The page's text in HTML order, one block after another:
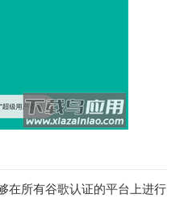
在所有谷歌认证的平台上进行